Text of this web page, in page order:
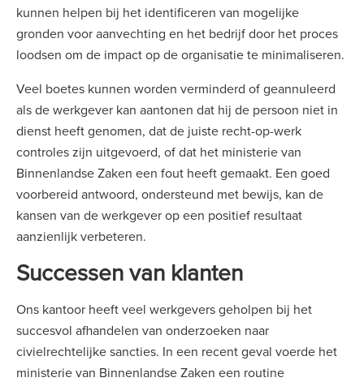
kunnen helpen bij het identificeren van mogelijke
gronden voor aanvechting en het bedrijf door het proces
loodsen om de impact op de organisatie te minimaliseren.
Veel boetes kunnen worden verminderd of geannuleerd
als de werkgever kan aantonen dat hij de persoon niet in
dienst heeft genomen, dat de juiste recht-op-werk
controles zijn uitgevoerd, of dat het ministerie van
Binnenlandse Zaken een fout heeft gemaakt. Een goed
voorbereid antwoord, ondersteund met bewijs, kan de
kansen van de werkgever op een positief resultaat
aanzienlijk verbeteren.
Successen van klanten
Ons kantoor heeft veel werkgevers geholpen bij het
succesvol afhandelen van onderzoeken naar
civielrechtelijke sancties. In een recent geval voerde het
ministerie van Binnenlandse Zaken een routine